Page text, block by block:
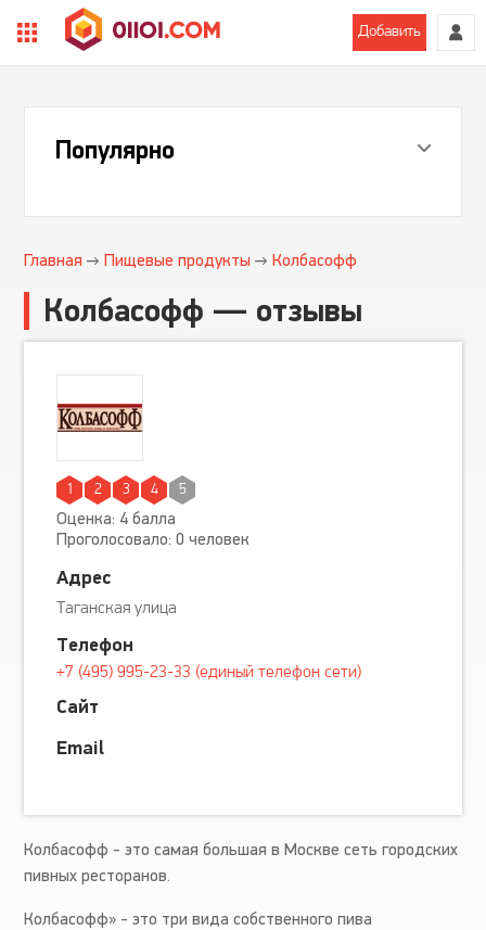
Добавить
Популярно
Главная Пищевые продукты Колбасофф
Колбасофф — отзывы
1 2 3 4 5
Оценка: 4 балла
Проголосовало: 0 человек
Адрес
Таганская улица
Телефон
+7 (495) 995-23-33 (единый телефон сети)
Сайт
Email
Колбасофф - это самая большая в Москве сеть городских
пивных ресторанов.
Колбасофф» - это три вида собственного пива